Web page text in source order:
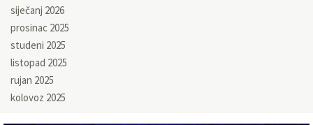
siječanj 2026
prosinac 2025
studeni 2025
listopad 2025
rujan 2025
kolovoz 2025